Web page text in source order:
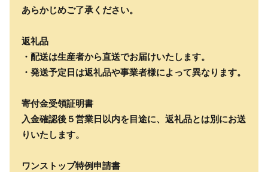
あらかじめご了承ください。
返礼品
・配送は生産者から直送でお届けいたします。
・発送予定日は返礼品や事業者様によって異なります。
寄付金受領証明書
入金確認後５営業日以内を目途に、返礼品とは別にお送
りいたします。
ワンストップ特例申請書